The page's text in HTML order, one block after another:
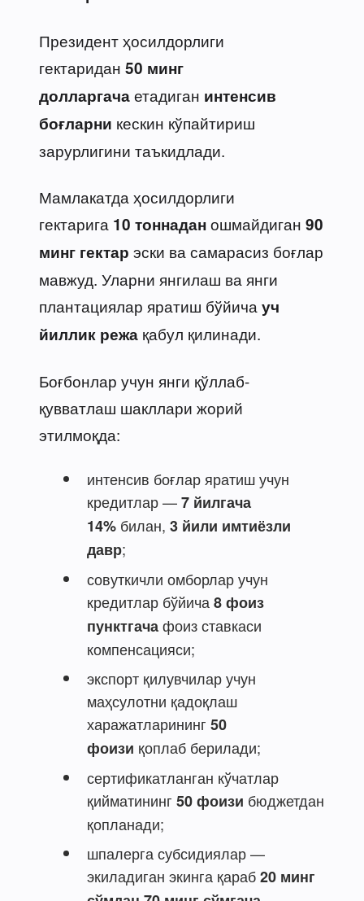
Президент ҳосилдорлиги
гектаридан 50 минг
долларгачаетадиган интенсив
боғларни кескин кўпайтириш
зарурлигини таъкидлади.
Мамлакатда ҳосилдорлиги
гектарига 10 тоннаданошмайдиган 90
минг гектар эски ва самарасиз боғлар
мавжуд. Уларни янгилаш ва янги
плантациялар яратиш бўйича уч
йиллик режа қабул қилинади.
Боғбонлар учун янги қўллаб-
қувватлаш шакллари жорий
этилмоқда:
интенсив боғлар яратиш учун
кредитлар —7 йилгача
14% билан, 3 йили имтиёзли
давр;
совуткичли омборлар учун
кредитлар бўйича 8 фоиз
пунктгачафоиз ставкаси
компенсацияси;
экспорт қилувчилар учун
маҳсулотни қадоқлаш
харажатларининг 50
фоизи қоплаб берилади;
сертификатланган кўчатлар
қийматининг 50 фоизи бюджетдан
қопланади;
шпалерга субсидиялар —
экиладиган экинга қараб20 минг